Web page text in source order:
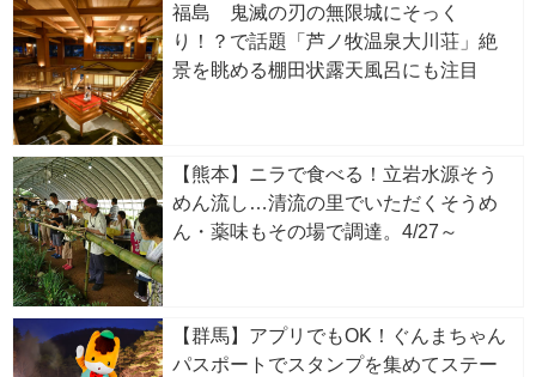
福島 鬼滅の刃の無限城にそっく
り！？で話題「芦ノ牧温泉大川荘」絶
景を眺める棚田状露天風呂にも注目
【熊本】ニラで食べる！立岩水源そう
めん流し…清流の里でいただくそうめ
ん・薬味もその場で調達。4/27～
【群馬】アプリでもOK！ぐんまちゃん
パスポートでスタンプを集めてステー